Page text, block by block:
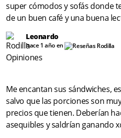
super cómodos y sofás donde
de un buen café y una buena
Leonardo
hace 1 año en
Me encantan sus sándwiches,
salvo que las porciones son
precios que tienen. Deberían
asequibles y saldrían ganando